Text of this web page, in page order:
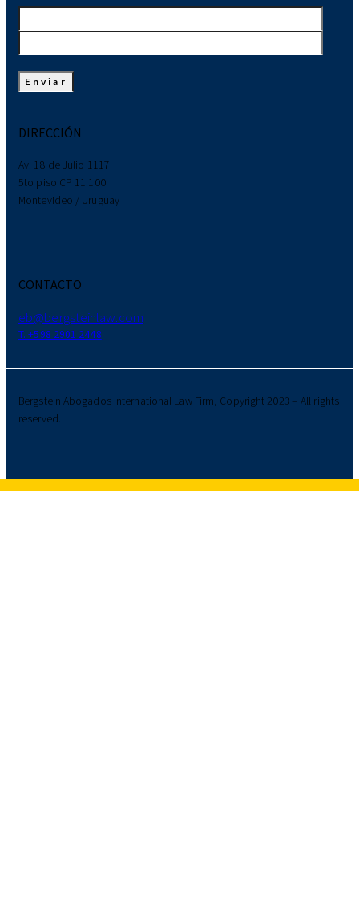
DIRECCIÓN
Av. 18 de Julio 1117
5to piso CP 11.100
Montevideo / Uruguay
CONTACTO
eb@bergsteinlaw.com
T. +598 2901 2448
Bergstein Abogados International Law Firm, Copyright 2023 – All rights
reserved.